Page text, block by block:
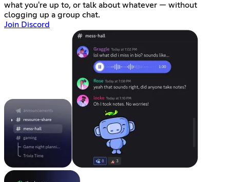
what you're up to, or talk about whatever — without
clogging up a group chat.
Join Discord